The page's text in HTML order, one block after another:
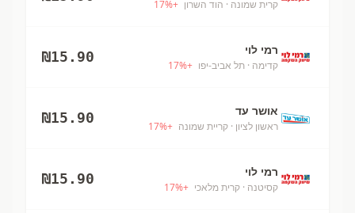
קרית שמונה · הוד השרון +
17%
רמי לוי
קדימה · תל אביב-יפו +
17%
₪15.90
אושר עד
ראשון לציון · קריית שמונה +
17%
₪15.90
רמי לוי
קסיטנה · קרית מלאכי +
17%
₪15.90